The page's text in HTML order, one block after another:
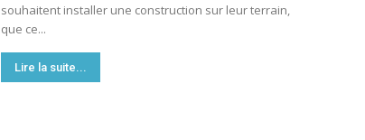
souhaitent installer une construction sur leur terrain,
que ce...
Lire la suite...